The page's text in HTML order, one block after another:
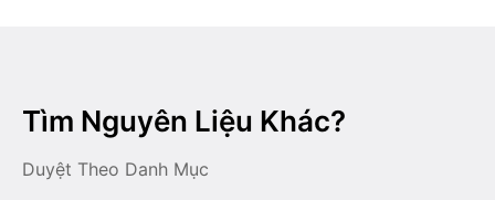
Tìm Nguyên Liệu Khác?
Duyệt Theo Danh Mục